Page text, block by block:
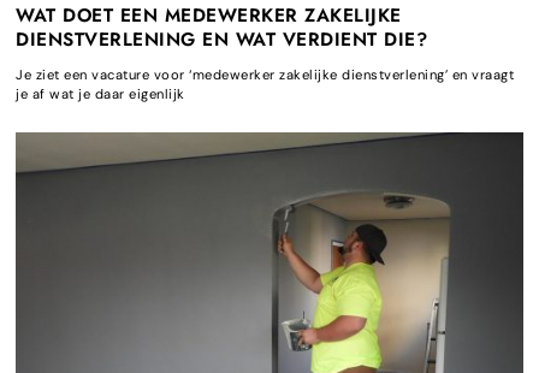
WAT DOET EEN MEDEWERKER ZAKELIJKE
DIENSTVERLENING EN WAT VERDIENT DIE?
Je ziet een vacature voor ‘medewerker zakelijke dienstverlening’ en vraagt
je af wat je daar eigenlijk